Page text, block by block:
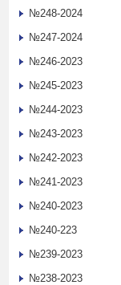
№248-2024
№247-2024
№246-2023
№245-2023
№244-2023
№243-2023
№242-2023
№241-2023
№240-2023
№240-223
№239-2023
№238-2023